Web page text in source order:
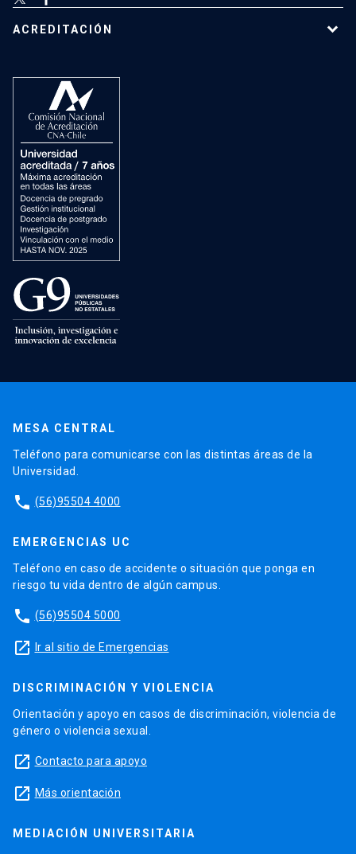
ACREDITACIÓN
MESA CENTRAL
Teléfono para comunicarse con las distintas áreas de la
Universidad.
phone (56)95504 4000
EMERGENCIAS UC
Teléfono en caso de accidente o situación que ponga en
riesgo tu vida dentro de algún campus.
phone (56)95504 5000
launch Ir al sitio de Emergencias
DISCRIMINACIÓN Y VIOLENCIA
Orientación y apoyo en casos de discriminación, violencia de
género o violencia sexual.
launch Contacto para apoyo
launch Más orientación
MEDIACIÓN UNIVERSITARIA